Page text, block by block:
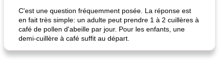
C'est une question fréquemment posée. La réponse est
en fait très simple: un adulte peut prendre 1 à 2 cuillères à
café de pollen d'abeille par jour. Pour les enfants, une
demi-cuillère à café suffit au départ.